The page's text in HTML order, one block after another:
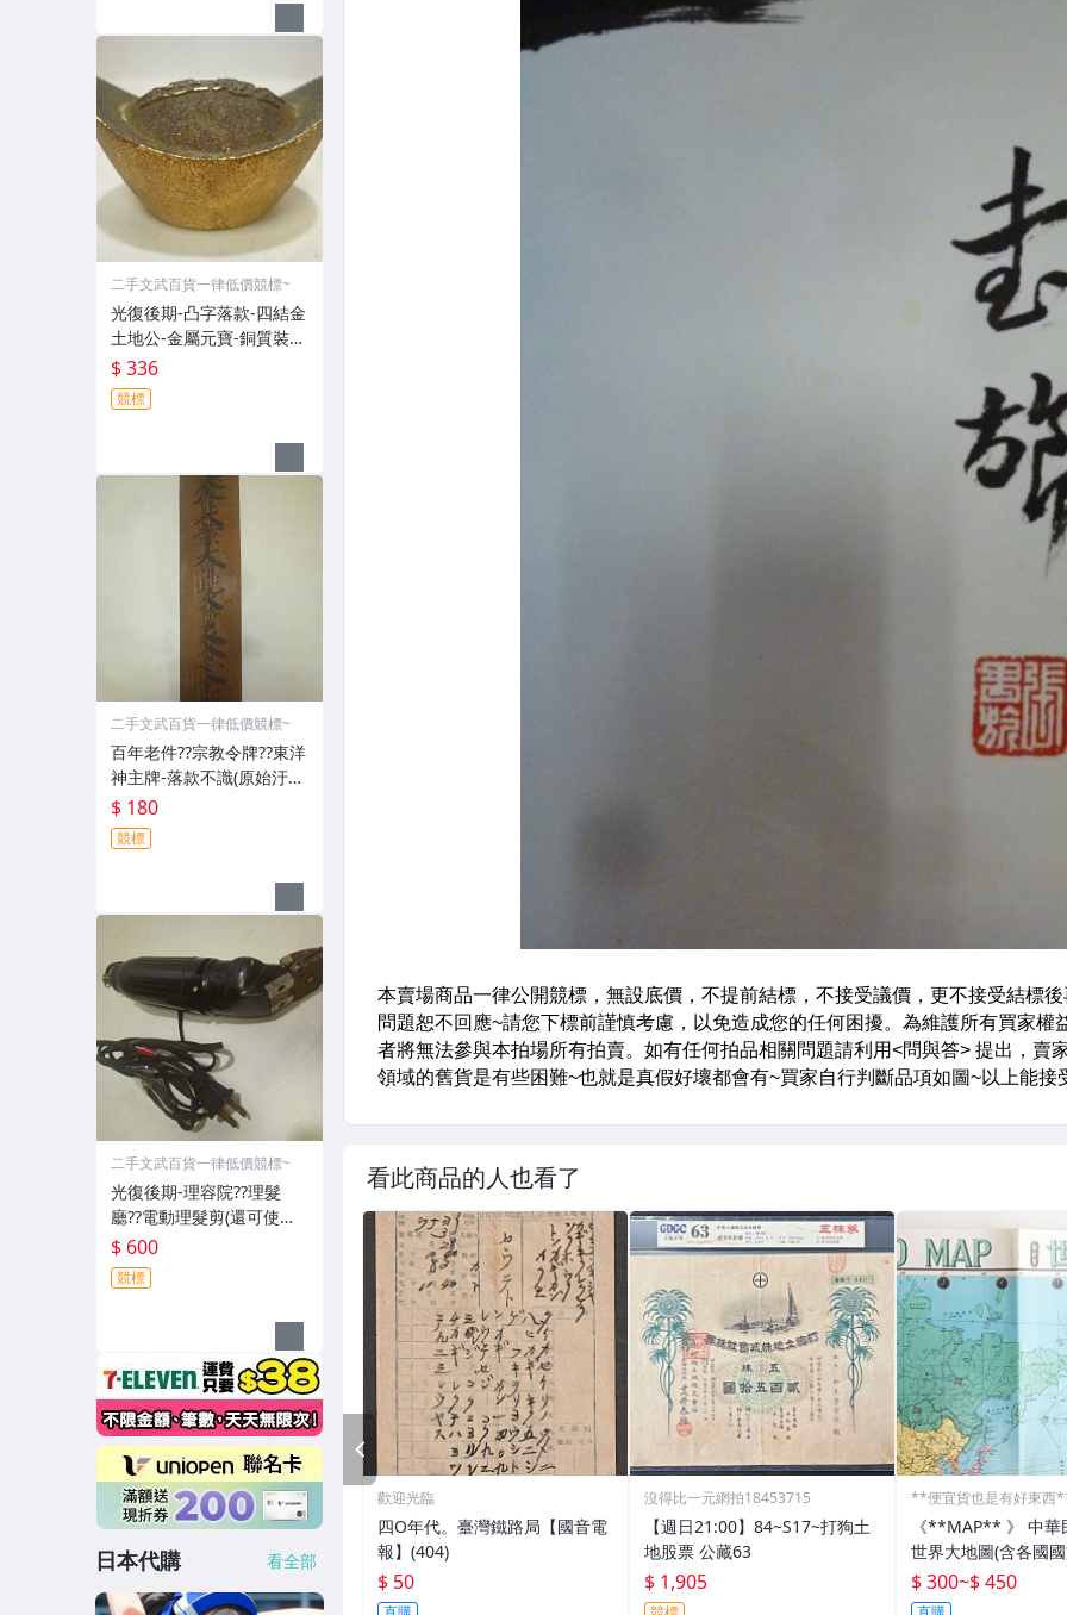
看此商品的人也看了
歡迎光臨
四O年代。臺灣鐵路局【國音電
報】(404)
$ 50
沒得比一元網拍18453715
【週日21:00】84~S17~打狗土
地股票 公藏63
$ 1,905
**便宜貨也是有好東西
《**MAP** 》 中華
世界大地圖(含各國
藏
$ 300~$ 450
PREV
二手文武百貨一律低價競標~
光復後期-凸字落款-四結金
土地公-金屬元寶-銅質裝飾
品-宗教發財金??(郵寄免運
費)罕見收藏品
$ 336
競標
二手文武百貨一律低價競標~
百年老件??宗教令牌??東洋
神主牌-落款不識(原始汙
垢-郵寄免運費)罕見收藏
品-60729
$ 180
競標
二手文武百貨一律低價競標~
光復後期-理容院??理髮
廳??電動理髮剪(還可使用-
郵寄免運費)收藏品~收藏用
$ 600
競標
日本代購 看全部